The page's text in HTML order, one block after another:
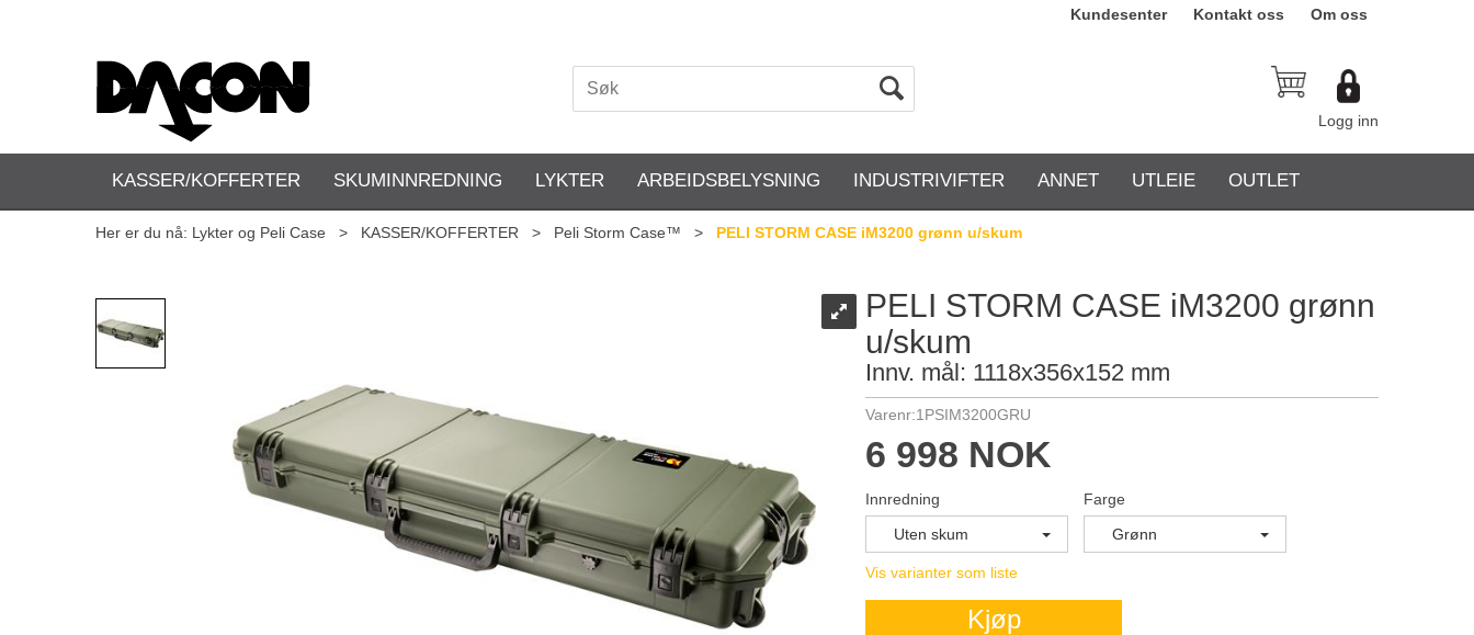
Kundesenter Kontakt oss Om oss
Logg inn
KASSER/KOFFERTER SKUMINNREDNING LYKTER ARBEIDSBELYSNING INDUSTRIVIFTER ANNET UTLEIE OUTLET
Her er du nå: Lykter og Peli Case > KASSER/KOFFERTER > Peli Storm Case™ > PELI STORM CASE iM3200 grønn u/skum
PELI STORM CASE iM3200 grønn
u/skum
Innv. mål: 1118x356x152 mm
Varenr:1PSIM3200GRU
6 998 NOK
Innredning
Uten skum
Farge
Grønn
Vis varianter som liste
Kjøp